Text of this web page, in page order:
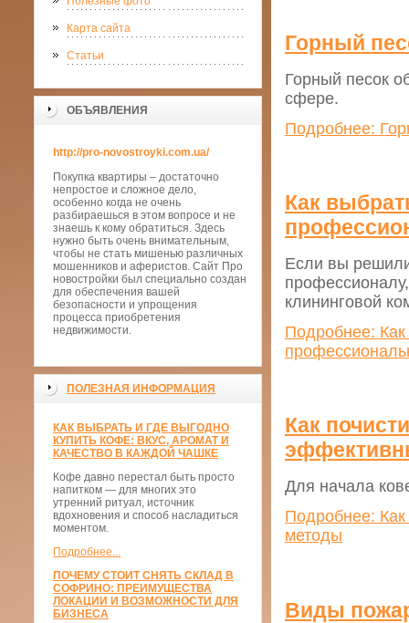
Карта сайта
Статьи
ОБЪЯВЛЕНИЯ
http://pro-novostroyki.com.ua/
Покупка квартиры – достаточно
непростое и сложное дело,
особенно когда не очень
разбираешься в этом вопросе и не
знаешь к кому обратиться. Здесь
нужно быть очень внимательным,
чтобы не стать мишенью различных
мошенников и аферистов. Сайт Про
новостройки был специально создан
для обеспечения вашей
безопасности и упрощения
процесса приобретения
недвижимости.
ПОЛЕЗНАЯ ИНФОРМАЦИЯ
КАК ВЫБРАТЬ И ГДЕ ВЫГОДНО
КУПИТЬ КОФЕ: ВКУС, АРОМАТ И
КАЧЕСТВО В КАЖДОЙ ЧАШКЕ
Кофе давно перестал быть просто
напитком — для многих это
утренний ритуал, источник
вдохновения и способ насладиться
моментом.
Подробнее...
ПОЧЕМУ СТОИТ СНЯТЬ СКЛАД В
СОФРИНО: ПРЕИМУЩЕСТВА
ЛОКАЦИИ И ВОЗМОЖНОСТИ ДЛЯ
БИЗНЕСА
Горный
Горный песок
сфере.
Подробнее:
Как
Если вы
клининговой
Подробнее:
Как
Для начала
Подробнее:
методы
Виды